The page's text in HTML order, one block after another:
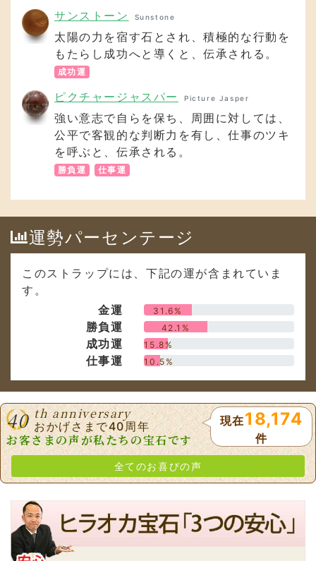
サンストーン Sunstone
太陽の力を宿す石とされ、積極的な行動を
もたらし成功へと導くと、伝承される。
成功運
ピクチャージャスパー Picture Jasper
強い意志で自らを保ち、周囲に対しては、
公平で客観的な判断力を有し、仕事のツキ
を呼ぶと、伝承される。
勝負運 仕事運
運勢パーセンテージ
このストラップには、下記の運が含まれていま
す。
金運
31.6%
勝負運 42.1%
成功運 15.8%
仕事運 10.5%
40 th anniversary
おかげさまで40周年
お客さまの声が私たちの宝石です
現在18,174
件
全てのお喜びの声